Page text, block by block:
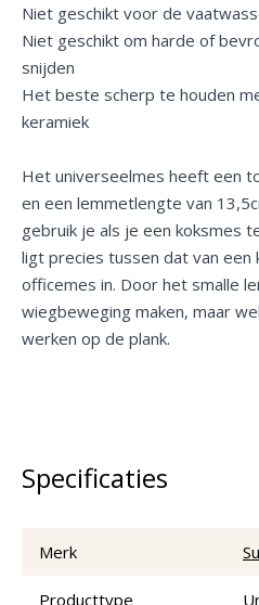
Niet geschikt voor de
Niet geschikt om harde of
snijden
Het beste scherp te houden
keramiek
Het universeelmes heeft een
en een lemmetlengte van
gebruik je als je een koksmes
ligt precies tussen dat van een
officemes in. Door het smalle
wiegbeweging maken, maar
werken op de plank.
Specificaties
Merk
Producttype